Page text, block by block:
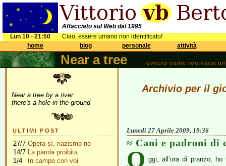
Affacciato sul Web dal 1995
Lun 10 - 21:50
Ciao, essere umano non identificato!
home
blog personale attività
Near a tree ovvero come rovinarsi
Near a tree by a river
there's a hole in the ground
ULTIMI POST
27/7 Opera sì, nazismo no
14/7 La parola proibita
1/4
In campo con voi
Archivio per il
Lunedì 27 Aprile 2009, 19:36
Cani e padroni di
O ggi, all’ora di pranzo,